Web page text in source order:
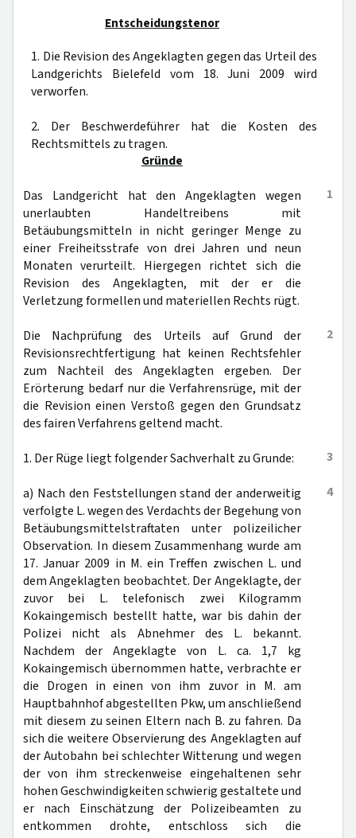
Entscheidungstenor
1. Die Revision des Angeklagten gegen das Urteil des
Landgerichts Bielefeld vom 18. Juni 2009 wird
verworfen.
2. Der Beschwerdeführer hat die Kosten des
Rechtsmittels zu tragen.
Gründe
1
Das Landgericht hat den Angeklagten wegen
unerlaubten Handeltreibens mit
Betäubungsmitteln in nicht geringer Menge zu
einer Freiheitsstrafe von drei Jahren und neun
Monaten verurteilt. Hiergegen richtet sich die
Revision des Angeklagten, mit der er die
Verletzung formellen und materiellen Rechts rügt.
2
Die Nachprüfung des Urteils auf Grund der
Revisionsrechtfertigung hat keinen Rechtsfehler
zum Nachteil des Angeklagten ergeben. Der
Erörterung bedarf nur die Verfahrensrüge, mit der
die Revision einen Verstoß gegen den Grundsatz
des fairen Verfahrens geltend macht.
3
1. Der Rüge liegt folgender Sachverhalt zu Grunde:
4
a) Nach den Feststellungen stand der anderweitig
verfolgte L. wegen des Verdachts der Begehung von
Betäubungsmittelstraftaten unter polizeilicher
Observation. In diesem Zusammenhang wurde am
17. Januar 2009 in M. ein Treffen zwischen L. und
dem Angeklagten beobachtet. Der Angeklagte, der
zuvor bei L. telefonisch zwei Kilogramm
Kokaingemisch bestellt hatte, war bis dahin der
Polizei nicht als Abnehmer des L. bekannt.
Nachdem der Angeklagte von L. ca. 1,7 kg
Kokaingemisch übernommen hatte, verbrachte er
die Drogen in einen von ihm zuvor in M. am
Hauptbahnhof abgestellten Pkw, um anschließend
mit diesem zu seinen Eltern nach B. zu fahren. Da
sich die weitere Observierung des Angeklagten auf
der Autobahn bei schlechter Witterung und wegen
der von ihm streckenweise eingehaltenen sehr
hohen Geschwindigkeiten schwierig gestaltete und
er nach Einschätzung der Polizeibeamten zu
entkommen drohte, entschloss sich die